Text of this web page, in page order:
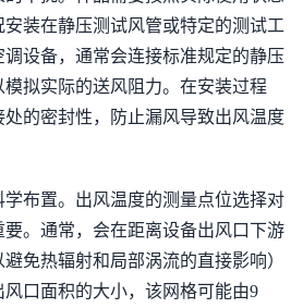
装在静压测试风管或特定的测试工
设备，通常会连接标准规定的静压
拟实际的送风阻力。在安装过程
的密封性，防止漏风导致出风温度
布置。出风温度的测量点位选择对
。通常，会在距离设备出风口下游
免热辐射和局部涡流的直接影响）
口面积的大小，该网格可能由9